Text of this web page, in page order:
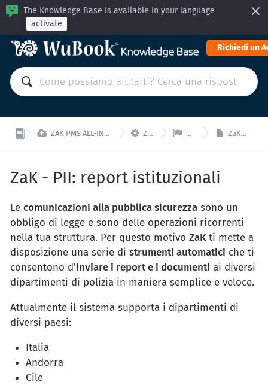
The Knowledge Base is available in your language
activate
Richiedi un
 ZAK PMS ALL-IN-ONE: Gestisci la tua struttura da un'unica interfaccia!  ZaK - Impostazioni  ZaK - Settaggio PII
ZaK - PII: report istituzionali
ZaK - PII: report istituzionali
Le comunicazioni alla pubblica sicurezza sono un
obbligo di legge e sono delle operazioni ricorrenti
nella tua struttura. Per questo motivo ZaKti mette a
disposizione una serie di strumenti automatici che ti
consentono d'inviare i report e i documenti ai diversi
dipartimenti di polizia in maniera semplice e veloce.
Attualmente il sistema supporta i dipartimenti di
diversi paesi:
Italia
Andorra
Cile